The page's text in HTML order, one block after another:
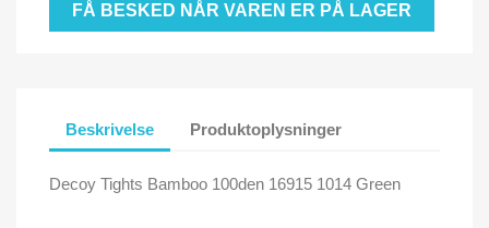
FÅ BESKED NÅR VAREN ER PÅ LAGER
Beskrivelse Produktoplysninger
Decoy Tights Bamboo 100den 16915 1014 Green